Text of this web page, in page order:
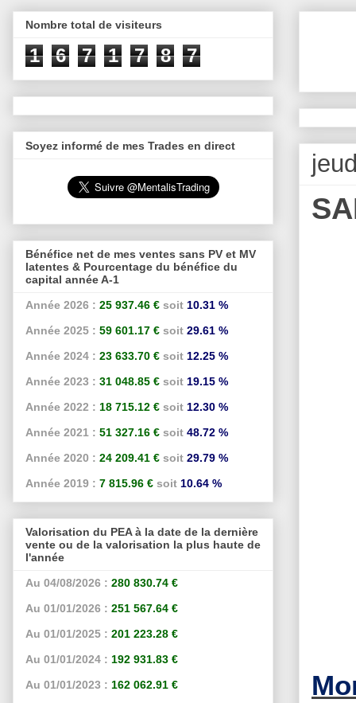
Nombre total de visiteurs
1 6 7 1 7 8 7
Soyez informé de mes Trades en direct
Bénéfice net de mes ventes sans PV et MV
latentes & Pourcentage du bénéfice du
capital année A-1
Année 2026 : 25 937.46 € soit 10.31 %
Année 2025 : 59 601.17 € soit 29.61 %
Année 2024 : 23 633.70 € soit 12.25 %
Année 2023 : 31 048.85 € soit 19.15 %
Année 2022 : 18 715.12 € soit 12.30 %
Année 2021 : 51 327.16 € soit 48.72 %
Année 2020 : 24 209.41 € soit 29.79 %
Année 2019 : 7 815.96 € soit 10.64 %
Valorisation du PEA à la date de la dernière
vente ou de la valorisation la plus haute de
l'année
Au 04/08/2026 : 280 830.74 €
Au 01/01/2026 : 251 567.64 €
Au 01/01/2025 : 201 223.28 €
Au 01/01/2024 : 192 931.83 €
Au 01/01/2023 : 162 062.91 €